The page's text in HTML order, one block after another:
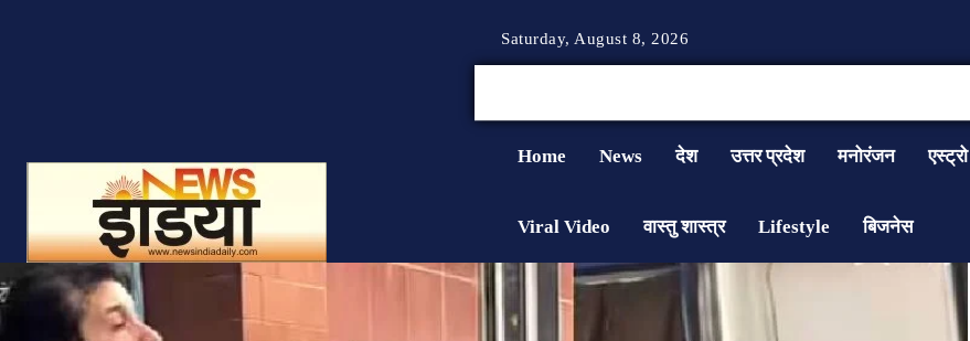
Saturday, August 8, 2026
Home News देश उत्तर प्रदेश मनोरंजन एस्ट्रो
Viral Video वास्तु शास्त्र Lifestyle बिजनेस